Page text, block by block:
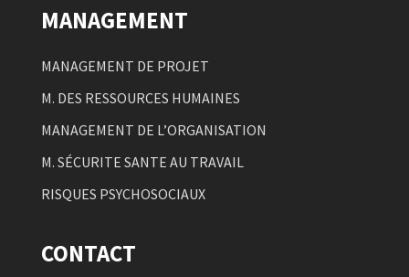
MANAGEMENT
MANAGEMENT DE PROJET
M. DES RESSOURCES HUMAINES
MANAGEMENT DE L’ORGANISATION
M. SÉCURITE SANTE AU TRAVAIL
RISQUES PSYCHOSOCIAUX
CONTACT